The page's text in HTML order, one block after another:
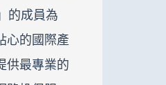
的成員為
心的國際產
供最專業的